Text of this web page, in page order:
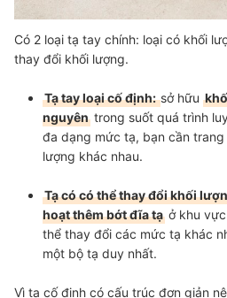
Có 2 loại tạ tay chính: loại có khối
thay đổi khối lượng.
Tạ tay loại cố định:sở hữu
nguyên trong suốt quá trình
đa dạng mức tạ, bạn cần
lượng khác nhau.
Tạ có có thể thay đổi khối
hoạt thêm bớt đĩa tạ ở khu
thể thay đổi các mức tạ khác
một bộ tạ duy nhất.
Vì tạ cố định có cấu trúc đơn giản